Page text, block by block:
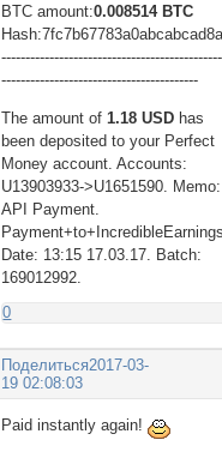
BTC amount:0.008514 BTC
-----------------------------------------
The amount of 1.18 USD has
been deposited to your Perfect
Money account. Accounts:
U13903933->U1651590. Memo:
API Payment.
Date: 13:15 17.03.17. Batch:
169012992.
0
Поделиться2017-03-
19 02:08:03
Paid instantly again!